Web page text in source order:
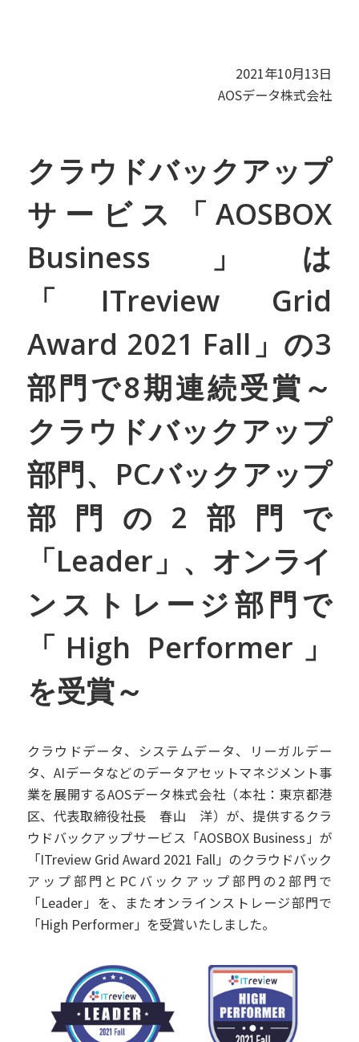
2021年10月13日
AOSデータ株式会社
クラウドバックアップ
サービス「AOSBOX
Business」は
「ITreview Grid
Award 2021 Fall」の3
部門で8期連続受賞～
クラウドバックアップ
部門、PCバックアップ
部門の2部門で
「Leader」、オンライ
ンストレージ部門で
「High Performer」
を受賞～
クラウドデータ、システムデータ、リーガルデー
タ、AIデータなどのデータアセットマネジメント事
業を展開するAOSデータ株式会社（本社：東京都港
区、代表取締役社長 春山 洋）が、提供するクラ
ウドバックアップサービス「AOSBOX Business」が
「ITreview Grid Award 2021 Fall」のクラウドバック
アップ部門とPCバックアップ部門の2部門で
「Leader」を、またオンラインストレージ部門で
「High Performer」を受賞いたしました。